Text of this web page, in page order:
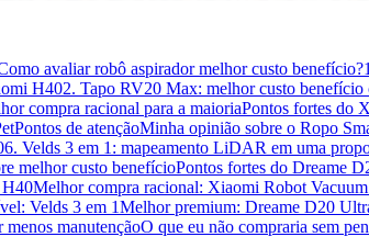
avaliar robô aspirador melhor custo benefício?
H402. Tapo RV20 Max: melhor custo
compra racional para a maioriaPontos fortes do
Pontos de atençãoMinha opinião sobre o Ropo
6. Velds 3 em 1: mapeamento LiDAR em uma
melhor custo benefícioPontos fortes do Dreame
H40Melhor compra racional: Xiaomi Robot
Velds 3 em 1Melhor premium: Dreame D20
menos manutençãoO que eu não compraria sem